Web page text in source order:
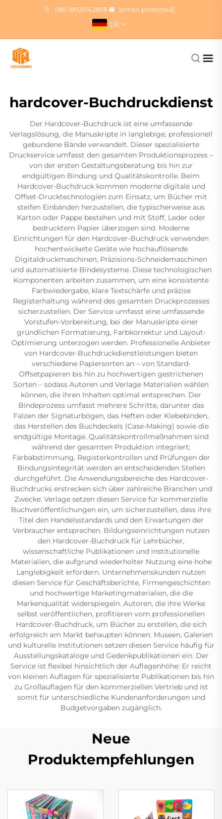
+86-18925142858
[email protected]
DE
hardcover-Buchdruckdienst
Der Hardcover-Buchdruck ist eine umfassende
Verlagslösung, die Manuskripte in langlebige, professionell
gebundene Bände verwandelt. Dieser spezialisierte
Druckservice umfasst den gesamten Produktionsprozess –
von der ersten Gestaltungsberatung bis hin zur
endgültigen Bindung und Qualitätskontrolle. Beim
Hardcover-Buchdruck kommen moderne digitale und
Offset-Drucktechnologien zum Einsatz, um Bücher mit
steifen Einbänden herzustellen, die typischerweise aus
Karton oder Pappe bestehen und mit Stoff, Leder oder
bedrucktem Papier überzogen sind. Moderne
Einrichtungen für den Hardcover-Buchdruck verwenden
hochentwickelte Geräte wie hochauflösende
Digitaldruckmaschinen, Präzisions-Schneidemaschinen
und automatisierte Bindesysteme. Diese technologischen
Komponenten arbeiten zusammen, um eine konsistente
Farbwiedergabe, klare Textschärfe und präzise
Registerhaltung während des gesamten Druckprozesses
sicherzustellen. Der Service umfasst eine umfassende
Vorstufen-Vorbereitung, bei der Manuskripte einer
gründlichen Formatierung, Farbkorrektur und Layout-
Optimierung unterzogen werden. Professionelle Anbieter
von Hardcover-Buchdruckdienstleistungen bieten
verschiedene Papiersorten an – von Standard-
Offsetpapieren bis hin zu hochwertigen gestrichenen
Sorten – sodass Autoren und Verlage Materialien wählen
können, die ihren Inhalten optimal entsprechen. Der
Bindeprozess umfasst mehrere Schritte, darunter das
Falzen der Signaturbögen, das Heften oder Klebebinden,
das Herstellen des Buchdeckels (Case-Making) sowie die
endgültige Montage. Qualitätskontrollmaßnahmen sind
während der gesamten Produktion integriert;
Farbabstimmung, Registerkontrollen und Prüfungen der
Bindungsintegrität werden an entscheidenden Stellen
durchgeführt. Die Anwendungsbereiche des Hardcover-
Buchdrucks erstrecken sich über zahlreiche Branchen und
Zwecke. Verlage setzen diesen Service für kommerzielle
Buchveröffentlichungen ein, um sicherzustellen, dass ihre
Titel den Handelsstandards und den Erwartungen der
Verbraucher entsprechen. Bildungseinrichtungen nutzen
den Hardcover-Buchdruck für Lehrbücher,
wissenschaftliche Publikationen und institutionelle
Materialien, die aufgrund wiederholter Nutzung eine hohe
Langlebigkeit erfordern. Unternehmenskunden nutzen
diesen Service für Geschäftsberichte, Firmengeschichten
und hochwertige Marketingmaterialien, die die
Markenqualität widerspiegeln. Autoren, die ihre Werke
selbst veröffentlichen, profitieren vom professionellen
Hardcover-Buchdruck, um Bücher zu erstellen, die sich
erfolgreich am Markt behaupten können. Museen, Galerien
und kulturelle Institutionen setzen diesen Service häufig für
Ausstellungskataloge und Gedenkpublikationen ein. Der
Service ist flexibel hinsichtlich der Auflagenhöhe: Er reicht
von kleinen Auflagen für spezialisierte Publikationen bis hin
zu Großauflagen für den kommerziellen Vertrieb und ist
somit für unterschiedliche Kundenanforderungen und
Budgetvorgaben zugänglich.
Neue
Produktempfehlungen